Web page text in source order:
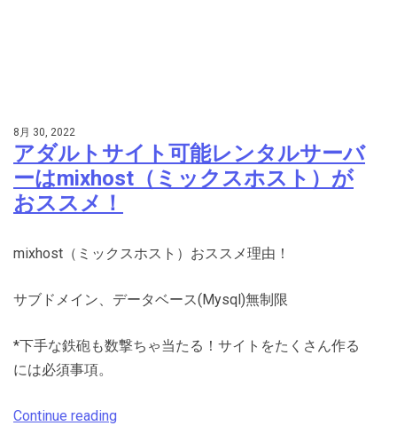
8月 30, 2022
アダルトサイト可能レンタルサーバ
ーはmixhost（ミックスホスト）が
おススメ！
mixhost（ミックスホスト）おススメ理由！
サブドメイン、データベース(Mysql)無制限
*下手な鉄砲も数撃ちゃ当たる！サイトをたくさん作る
には必須事項。
Continue reading